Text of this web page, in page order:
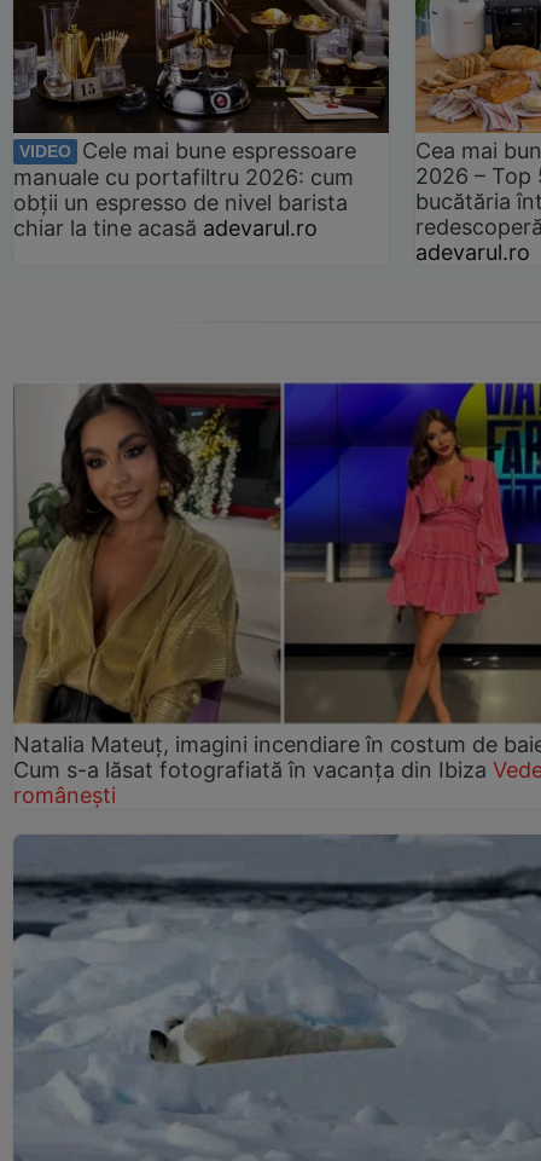
VIDEO
Cele mai bune espressoare
manuale cu portafiltru 2026: cum
obții un espresso de nivel barista
chiar la tine acasă adevarul.ro
Cea mai
2026 –
bucătăria
adevarul.ro
Natalia Mateuț, imagini incendiare în costum de
Cum s-a lăsat fotografiată în vacanța din Ibiza
românești